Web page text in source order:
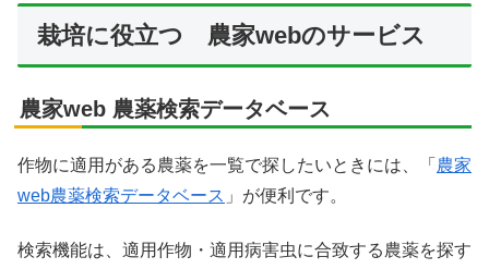
栽培に役立つ 農家webのサービス
農家web 農薬検索データベース
作物に適用がある農薬を一覧で探したいときには、「 農家
web農薬検索データベース 」が便利です。
検索機能は、適用作物・適用病害虫に合致する農薬を探す